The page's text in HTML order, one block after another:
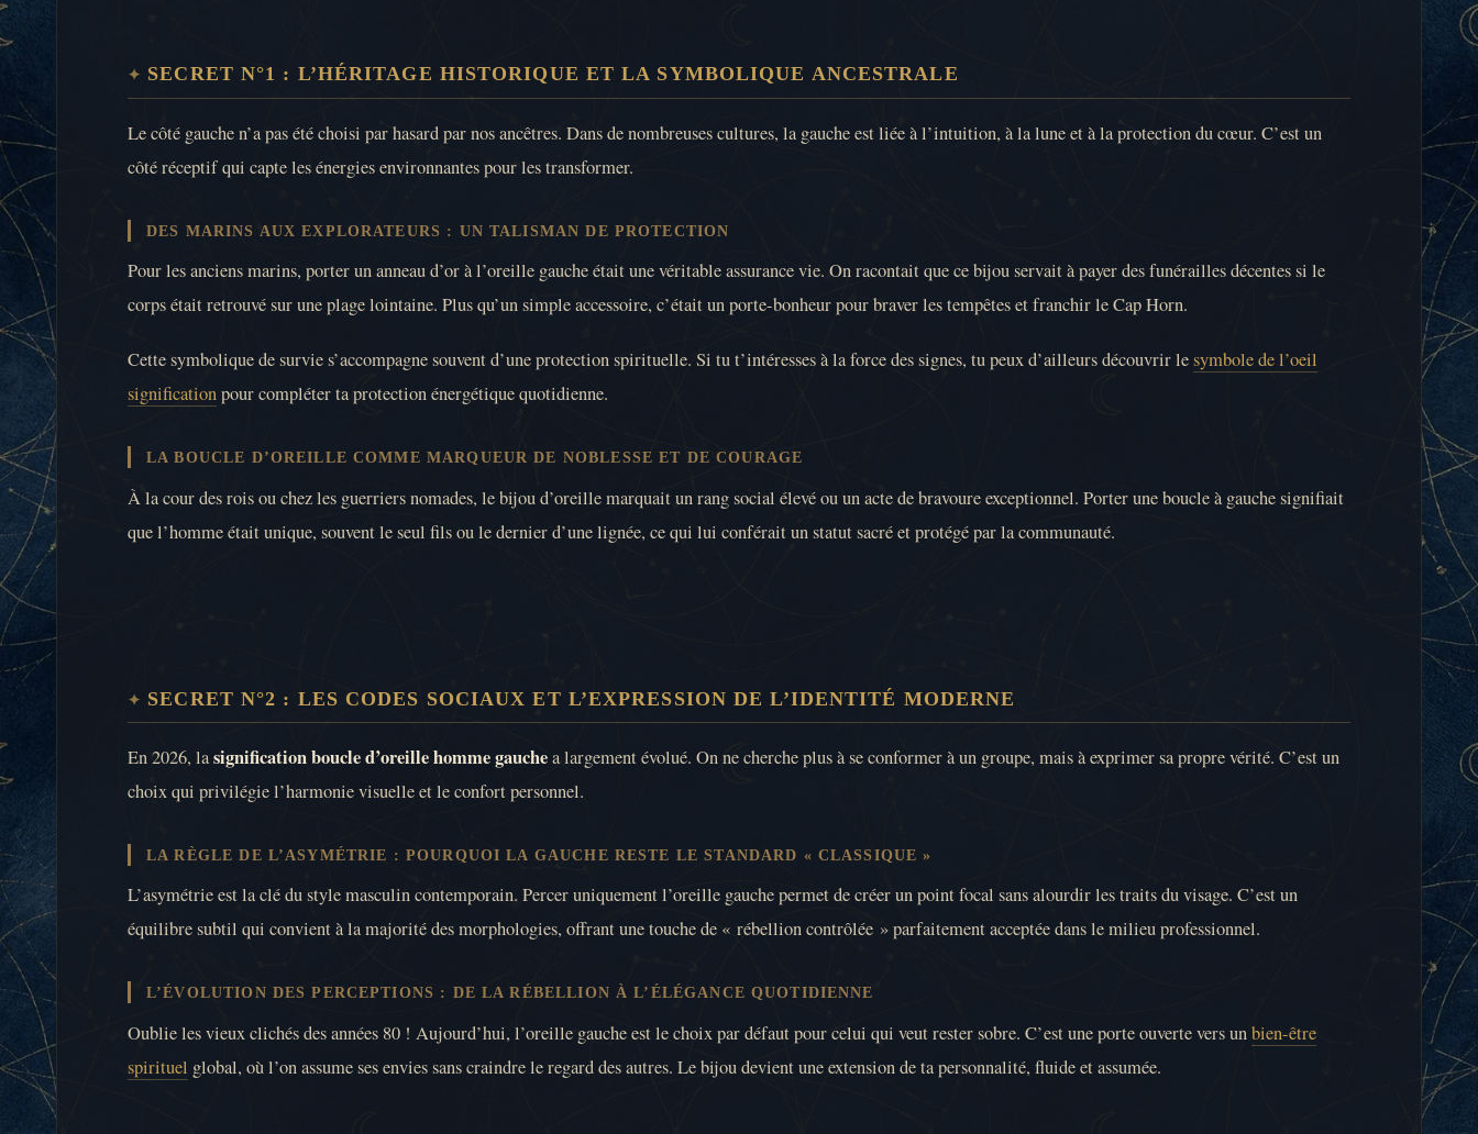
SECRET N°1 : L’HÉRITAGE HISTORIQUE ET LA SYMBOLIQUE ANCESTRALE
Le côté gauche n’a pas été choisi par hasard par nos ancêtres. Dans de nombreuses cultures, la gauche est liée à l’intuition, à la lune et à la protection du cœur. C’est un
côté réceptif qui capte les énergies environnantes pour les transformer.
DES MARINS AUX EXPLORATEURS : UN TALISMAN DE PROTECTION
Pour les anciens marins, porter un anneau d’or à l’oreille gauche était une véritable assurance vie. On racontait que ce bijou servait à payer des funérailles décentes si le
corps était retrouvé sur une plage lointaine. Plus qu’un simple accessoire, c’était un porte-bonheur pour braver les tempêtes et franchir le Cap Horn.
Cette symbolique de survie s’accompagne souvent d’une protection spirituelle. Si tu t’intéresses à la force des signes, tu peux d’ailleurs découvrir lesymbole de l’oeil
significationpour compléter ta protection énergétique quotidienne.
LA BOUCLE D’OREILLE COMME MARQUEUR DE NOBLESSE ET DE COURAGE
À la cour des rois ou chez les guerriers nomades, le bijou d’oreille marquait un rang social élevé ou un acte de bravoure exceptionnel. Porter une boucle à gauche signifiait
que l’homme était unique, souvent le seul fils ou le dernier d’une lignée, ce qui lui conférait un statut sacré et protégé par la communauté.
SECRET N°2 : LES CODES SOCIAUX ET L’EXPRESSION DE L’IDENTITÉ MODERNE
En 2026, lasignification boucle d’oreille homme gauchea largement évolué. On ne cherche plus à se conformer à un groupe, mais à exprimer sa propre vérité. C’est un
choix qui privilégie l’harmonie visuelle et le confort personnel.
LA RÈGLE DE L’ASYMÉTRIE : POURQUOI LA GAUCHE RESTE LE STANDARD « CLASSIQUE »
L’asymétrie est la clé du style masculin contemporain. Percer uniquement l’oreille gauche permet de créer un point focal sans alourdir les traits du visage. C’est un
équilibre subtil qui convient à la majorité des morphologies, offrant une touche de « rébellion contrôlée » parfaitement acceptée dans le milieu professionnel.
L’ÉVOLUTION DES PERCEPTIONS : DE LA RÉBELLION À L’ÉLÉGANCE QUOTIDIENNE
Oublie les vieux clichés des années 80 ! Aujourd’hui, l’oreille gauche est le choix par défaut pour celui qui veut rester sobre. C’est une porte ouverte vers unbien-être
spirituel global, où l’on assume ses envies sans craindre le regard des autres. Le bijou devient une extension de ta personnalité, fluide et assumée.